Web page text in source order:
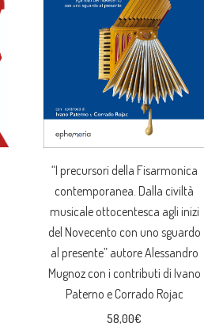
“I precursori della Fisarmonica
contemporanea. Dalla civiltà
musicale ottocentesca agli inizi
del Novecento con uno sguardo
al presente” autore Alessandro
Mugnoz con i contributi di Ivano
Paterno e Corrado Rojac
58,00€